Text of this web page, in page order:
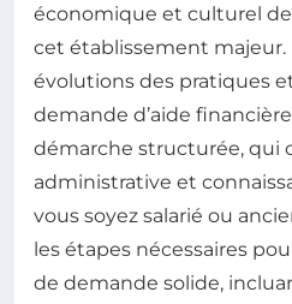
économique et culturel
cet établissement majeur.
évolutions des pratiques
demande d’aide
démarche structurée, qui
administrative et
vous soyez salarié ou
les étapes nécessaires
de demande solide,